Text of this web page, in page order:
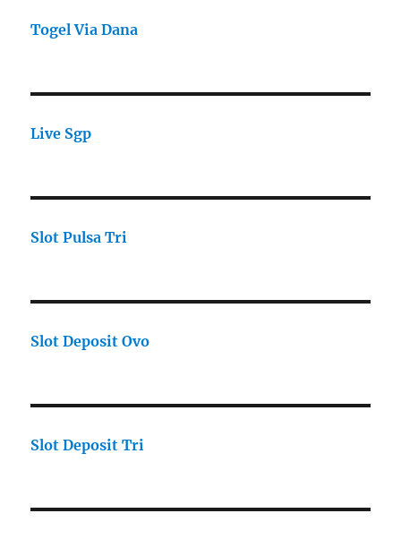
Togel Via Dana
Live Sgp
Slot Pulsa Tri
Slot Deposit Ovo
Slot Deposit Tri